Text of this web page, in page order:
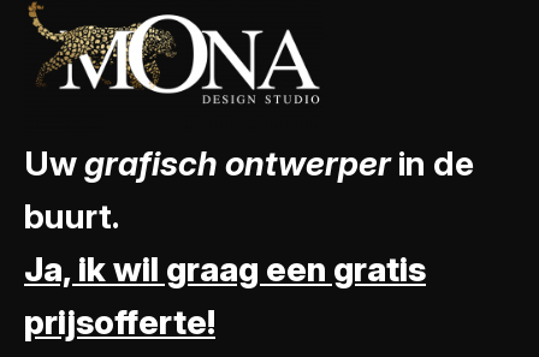
Uwgrafisch ontwerperin de
buurt.
Ja, ik wil graag een gratis
prijsofferte!